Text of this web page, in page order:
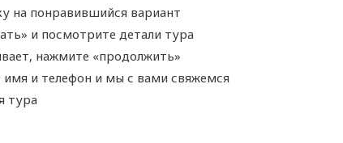
на понравившийся вариант
и посмотрите детали тура
нажмите «продолжить»
и телефон и мы с вами свяжемся
тура